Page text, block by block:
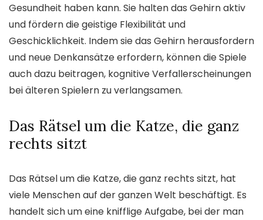
Gesundheit haben kann. Sie halten das Gehirn aktiv
und fördern die geistige Flexibilität und
Geschicklichkeit. Indem sie das Gehirn herausfordern
und neue Denkansätze erfordern, können die Spiele
auch dazu beitragen, kognitive Verfallerscheinungen
bei älteren Spielern zu verlangsamen.
Das Rätsel um die Katze, die ganz
rechts sitzt
Das Rätsel um die Katze, die ganz rechts sitzt, hat
viele Menschen auf der ganzen Welt beschäftigt. Es
handelt sich um eine knifflige Aufgabe, bei der man